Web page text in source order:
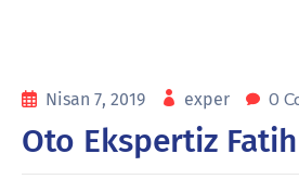
Nisan 7, 2019 exper 0
Oto Ekspertiz Fatih